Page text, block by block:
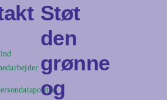
Støt
den
grønne
og